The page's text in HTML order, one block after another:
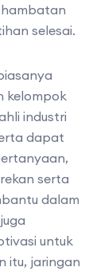
selesai.
kelompok
industri
dapat
serta
dalam
untuk
itu, jaringan